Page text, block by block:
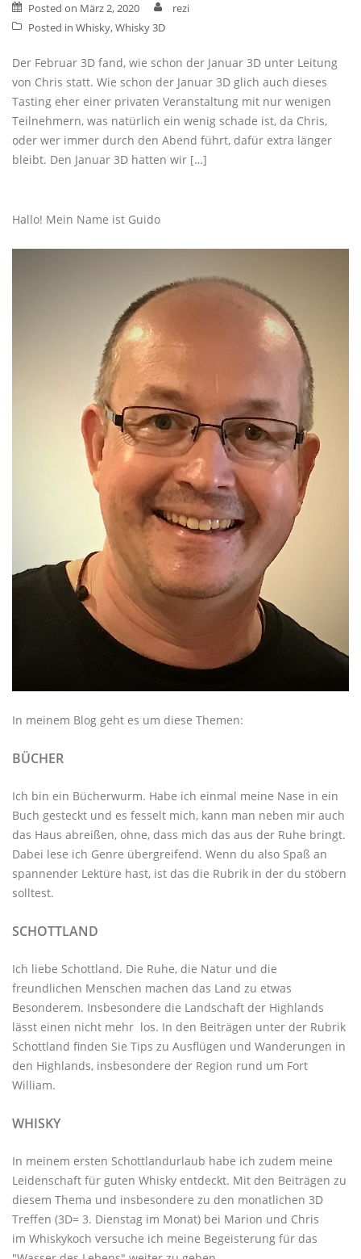
Posted on März 2, 2020
rezi
Posted in Whisky,Whisky 3D
Der Februar 3D fand, wie schon der Januar 3D unter Leitung
von Chris statt. Wie schon der Januar 3D glich auch dieses
Tasting eher einer privaten Veranstaltung mit nur wenigen
Teilnehmern, was natürlich ein wenig schade ist, da Chris,
oder wer immer durch den Abend führt, dafür extra länger
bleibt. Den Januar 3D hatten wir […]
Hallo! Mein Name ist Guido
In meinem Blog geht es um diese Themen:
BÜCHER
Ich bin ein Bücherwurm. Habe ich einmal meine Nase in ein
Buch gesteckt und es fesselt mich, kann man neben mir auch
das Haus abreißen, ohne, dass mich das aus der Ruhe bringt.
Dabei lese ich Genre übergreifend. Wenn du also Spaß an
spannender Lektüre hast, ist das die Rubrik in der du stöbern
solltest.
SCHOTTLAND
Ich liebe Schottland. Die Ruhe, die Natur und die
freundlichen Menschen machen das Land zu etwas
Besonderem. Insbesondere die Landschaft der Highlands
lässt einen nicht mehr los. In den Beiträgen unter der Rubrik
Schottland finden Sie Tips zu Ausflügen und Wanderungen in
den Highlands, insbesondere der Region rund um Fort
William.
WHISKY
In meinem ersten Schottlandurlaub habe ich zudem meine
Leidenschaft für guten Whisky entdeckt. Mit den Beiträgen zu
diesem Thema und insbesondere zu den monatlichen 3D
Treffen (3D= 3. Dienstag im Monat) bei Marion und Chris
im Whiskykoch versuche ich meine Begeisterung für das